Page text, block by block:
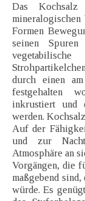
Das
mineralogischen
Formen
seinen
durch einen
festgehalten
inkrustiert und
werden.
Auf der
und zur
Atmosphäre an
Vorgängen, die
maßgebend
würde. Es